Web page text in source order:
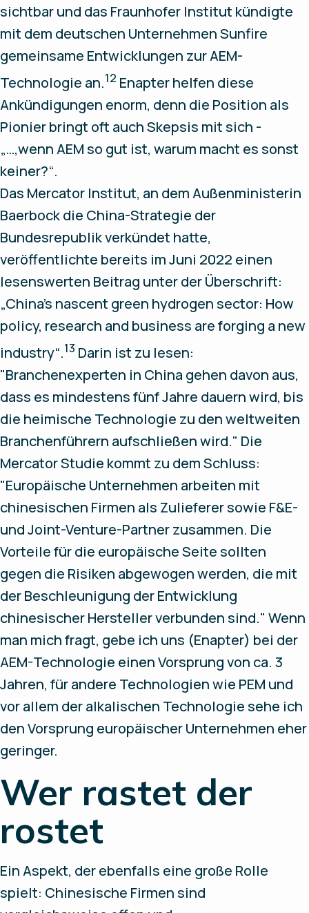
sichtbar und das Fraunhofer Institut kündigte
mit dem deutschen Unternehmen Sunfire
gemeinsame Entwicklungen zur AEM-
Technologie an.12 Enapter helfen diese
Ankündigungen enorm, denn die Position als
Pionier bringt oft auch Skepsis mit sich -
„…,wenn AEM so gut ist, warum macht es sonst
keiner?“.
Das Mercator Institut, an dem Außenministerin
Baerbock die China-Strategie der
Bundesrepublik verkündet hatte,
veröffentlichte bereits im Juni 2022 einen
lesenswerten Beitrag unter der Überschrift:
„China’s nascent green hydrogen sector: How
policy, research and business are forging a new
industry“.13 Darin ist zu lesen:
"Branchenexperten in China gehen davon aus,
dass es mindestens fünf Jahre dauern wird, bis
die heimische Technologie zu den weltweiten
Branchenführern aufschließen wird." Die
Mercator Studie kommt zu dem Schluss:
"Europäische Unternehmen arbeiten mit
chinesischen Firmen als Zulieferer sowie F&E-
und Joint-Venture-Partner zusammen. Die
Vorteile für die europäische Seite sollten
gegen die Risiken abgewogen werden, die mit
der Beschleunigung der Entwicklung
chinesischer Hersteller verbunden sind." Wenn
man mich fragt, gebe ich uns (Enapter) bei der
AEM-Technologie einen Vorsprung von ca. 3
Jahren, für andere Technologien wie PEM und
vor allem der alkalischen Technologie sehe ich
den Vorsprung europäischer Unternehmen eher
geringer.
Wer rastet der
rostet
Ein Aspekt, der ebenfalls eine große Rolle
spielt: Chinesische Firmen sind